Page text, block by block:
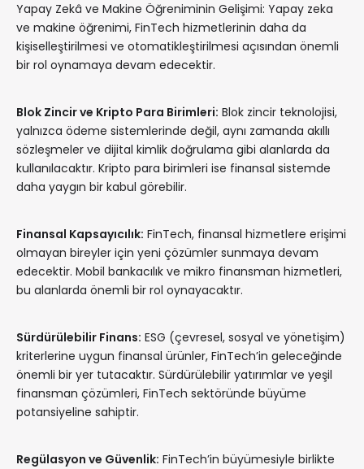
Yapay Zekâ ve Makine Öğreniminin Gelişimi: Yapay zeka
ve makine öğrenimi, FinTech hizmetlerinin daha da
kişiselleştirilmesi ve otomatikleştirilmesi açısından önemli
bir rol oynamaya devam edecektir.
Blok Zincir ve Kripto Para Birimleri: Blok zincir teknolojisi,
yalnızca ödeme sistemlerinde değil, aynı zamanda akıllı
sözleşmeler ve dijital kimlik doğrulama gibi alanlarda da
kullanılacaktır. Kripto para birimleri ise finansal sistemde
daha yaygın bir kabul görebilir.
Finansal Kapsayıcılık: FinTech, finansal hizmetlere erişimi
olmayan bireyler için yeni çözümler sunmaya devam
edecektir. Mobil bankacılık ve mikro finansman hizmetleri,
bu alanlarda önemli bir rol oynayacaktır.
Sürdürülebilir Finans: ESG (çevresel, sosyal ve yönetişim)
kriterlerine uygun finansal ürünler, FinTech’in geleceğinde
önemli bir yer tutacaktır. Sürdürülebilir yatırımlar ve yeşil
finansman çözümleri, FinTech sektöründe büyüme
potansiyeline sahiptir.
Regülasyon ve Güvenlik: FinTech’in büyümesiyle birlikte